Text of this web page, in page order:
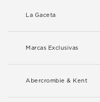
La Gaceta
Marcas Exclusivas
Abercrombie & Kent